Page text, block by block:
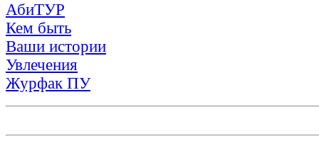
АбиТУР
Кем быть
Ваши истории
Увлечения
Журфак ПУ